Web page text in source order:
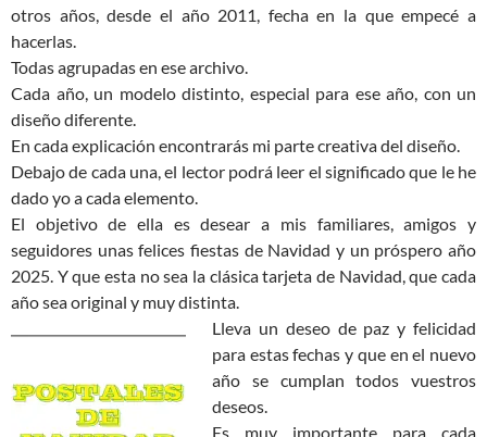
otros años, desde el año 2011, fecha en la que empecé a
hacerlas.
Todas agrupadas en ese archivo.
Cada año, un modelo distinto, especial para ese año, con un
diseño diferente.
En cada explicación encontrarás mi parte creativa del diseño.
Debajo de cada una, el lector podrá leer el significado que le he
dado yo a cada elemento.
El objetivo de ella es desear a mis familiares, amigos y
seguidores unas felices fiestas de Navidad y un próspero año
2025. Y que esta no sea la clásica tarjeta de Navidad, que cada
año sea original y muy distinta.
Lleva un deseo de paz y felicidad
para estas fechas y que en el nuevo
año se cumplan todos vuestros
deseos.
Es muy importante para cada